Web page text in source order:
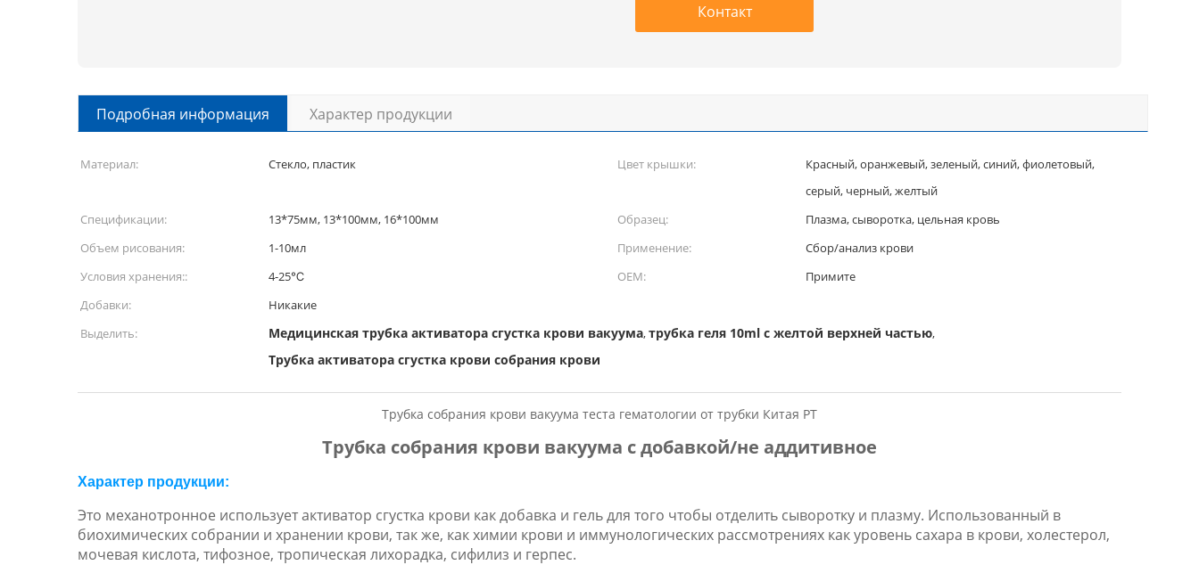
Контакт
Подробная информация Характер продукции
Материал: Стекло, пластик Цвет крышки:
Красный, оранжевый, зеленый, синий, фиолетовый,
серый, черный, желтый
Спецификации:
13*75мм, 13*100мм, 16*100мм Образец:
Плазма, сыворотка, цельная кровь
Объем рисования:
1-10мл Применение:
Сбор/анализ крови
Условия хранения::
4-25℃ OEM:
Примите
Добавки:
Никакие
Выделить:
Медицинская трубка активатора сгустка крови вакуума,трубка геля 10ml с желтой верхней частью,
Трубка активатора сгустка крови собрания крови
Трубка собрания крови вакуума теста гематологии от трубки Китая PT
Трубка собрания крови вакуума с добавкой/не аддитивное
Характер продукции:
Это механотронное использует активатор сгустка крови как добавка и гель для того чтобы отделить сыворотку и плазму. Использованный в
биохимических собрании и хранении крови, так же, как химии крови и иммунологических рассмотрениях как уровень сахара в крови, холестерол,
мочевая кислота, тифозное, тропическая лихорадка, сифилиз и герпес.